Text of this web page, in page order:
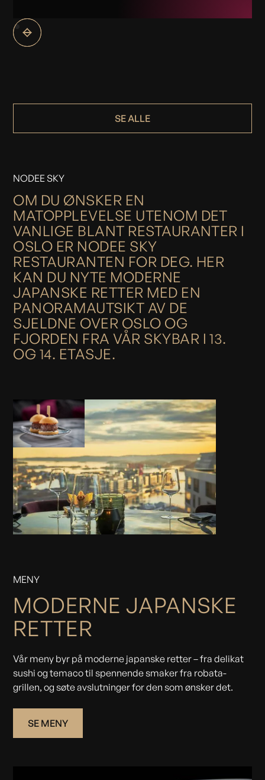
SE ALLE
NODEE SKY
OM DU ØNSKER EN
MATOPPLEVELSE UTENOM DET
VANLIGE BLANT RESTAURANTER I
OSLO ER NODEE SKY
RESTAURANTEN FOR DEG. HER
KAN DU NYTE MODERNE
JAPANSKE RETTER MED EN
PANORAMAUTSIKT AV DE
SJELDNE OVER OSLO OG
FJORDEN FRA VÅR SKYBAR I 13.
OG 14. ETASJE.
MENY
MODERNE JAPANSKE
RETTER
Vår meny byr på moderne japanske retter – fra delikat
sushi og temaco til spennende smaker fra robata-
grillen, og søte avslutninger for den som ønsker det.
SE MENY